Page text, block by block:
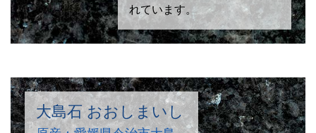
れています。
大島石 おおしまいし